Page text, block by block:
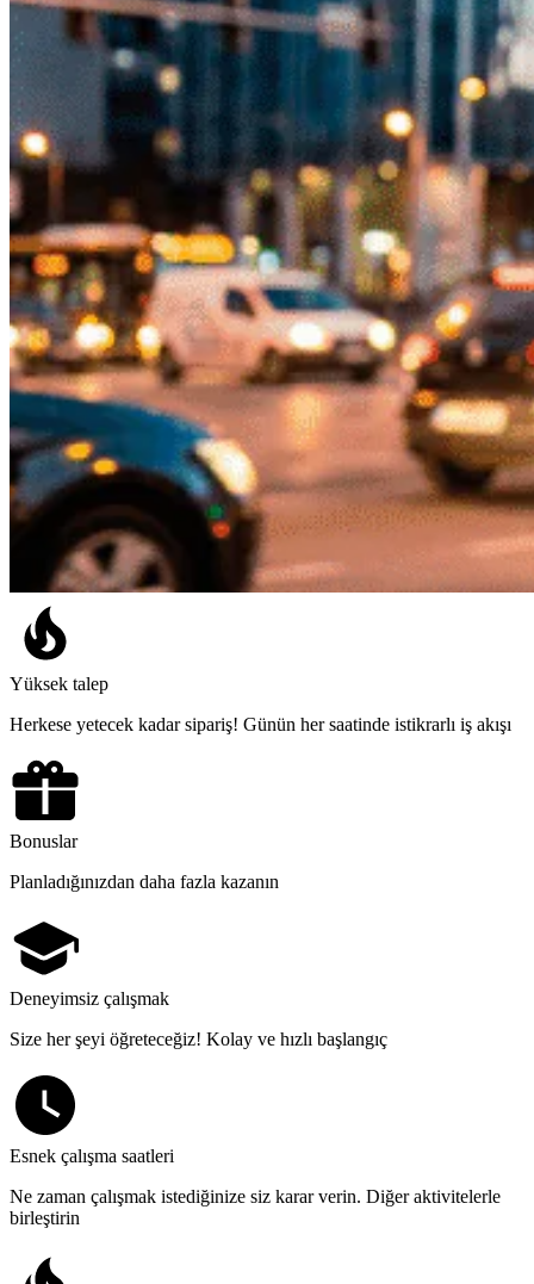
Yüksek talep
Herkese yetecek kadar sipariş! Günün her saatinde istikrarlı iş akışı
Bonuslar
Planladığınızdan daha fazla kazanın
Deneyimsiz çalışmak
Size her şeyi öğreteceğiz! Kolay ve hızlı başlangıç
Esnek çalışma saatleri
Ne zaman çalışmak istediğinize siz karar verin. Diğer aktivitelerle
birleştirin